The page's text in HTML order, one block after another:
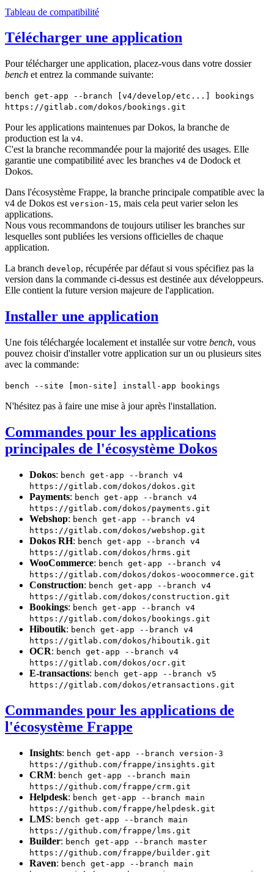
Tableau de compatibilité
Télécharger une application
Pour télécharger une application, placez-vous dans votre dossier
bench et entrez la commande suivante:
bench get-app --branch [v4/develop/etc...] bookings
https://gitlab.com/dokos/bookings.git
Pour les applications maintenues par Dokos, la branche de
production est la v4.
C'est la branche recommandée pour la majorité des usages. Elle
garantie une compatibilité avec les branches v4 de Dodock et
Dokos.
Dans l'écosystème Frappe, la branche principale compatible avec la
v4 de Dokos est version-15, mais cela peut varier selon les
applications.
Nous vous recommandons de toujours utiliser les branches sur
lesquelles sont publiées les versions officielles de chaque
application.
La branch develop, récupérée par défaut si vous spécifiez pas la
version dans la commande ci-dessus est destinée aux développeurs.
Elle contient la future version majeure de l'application.
Installer une application
Une fois téléchargée localement et installée sur votre bench, vous
pouvez choisir d'installer votre application sur un ou plusieurs sites
avec la commande:
bench --site [mon-site] install-app bookings
N'hésitez pas à faire une mise à jour après l'installation.
Commandes pour les applications
principales de l'écosystème Dokos
Dokos: bench get-app --branch v4
https://gitlab.com/dokos/dokos.git
Payments: bench get-app --branch v4
https://gitlab.com/dokos/payments.git
Webshop: bench get-app --branch v4
https://gitlab.com/dokos/webshop.git
Dokos RH: bench get-app --branch v4
https://gitlab.com/dokos/hrms.git
WooCommerce: bench get-app --branch v4
https://gitlab.com/dokos/dokos-woocommerce.git
Construction: bench get-app --branch v4
https://gitlab.com/dokos/construction.git
Bookings: bench get-app --branch v4
https://gitlab.com/dokos/bookings.git
Hiboutik: bench get-app --branch v4
https://gitlab.com/dokos/hiboutik.git
OCR: bench get-app --branch v4
https://gitlab.com/dokos/ocr.git
E-transactions: bench get-app --branch v5
https://gitlab.com/dokos/etransactions.git
Commandes pour les applications de
l'écosystème Frappe
Insights: bench get-app --branch version-3
https://github.com/frappe/insights.git
CRM: bench get-app --branch main
https://github.com/frappe/crm.git
Helpdesk: bench get-app --branch main
https://github.com/frappe/helpdesk.git
LMS: bench get-app --branch main
https://github.com/frappe/lms.git
Builder: bench get-app --branch master
https://github.com/frappe/builder.git
Raven: bench get-app --branch main